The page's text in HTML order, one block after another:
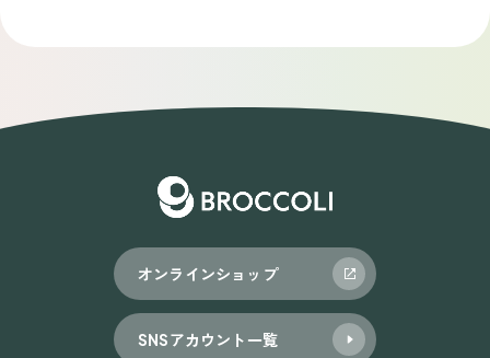
オンラインショップ
SNSアカウント一覧